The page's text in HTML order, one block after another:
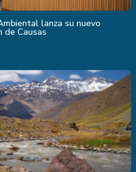
lanza su nuevo
de Causas